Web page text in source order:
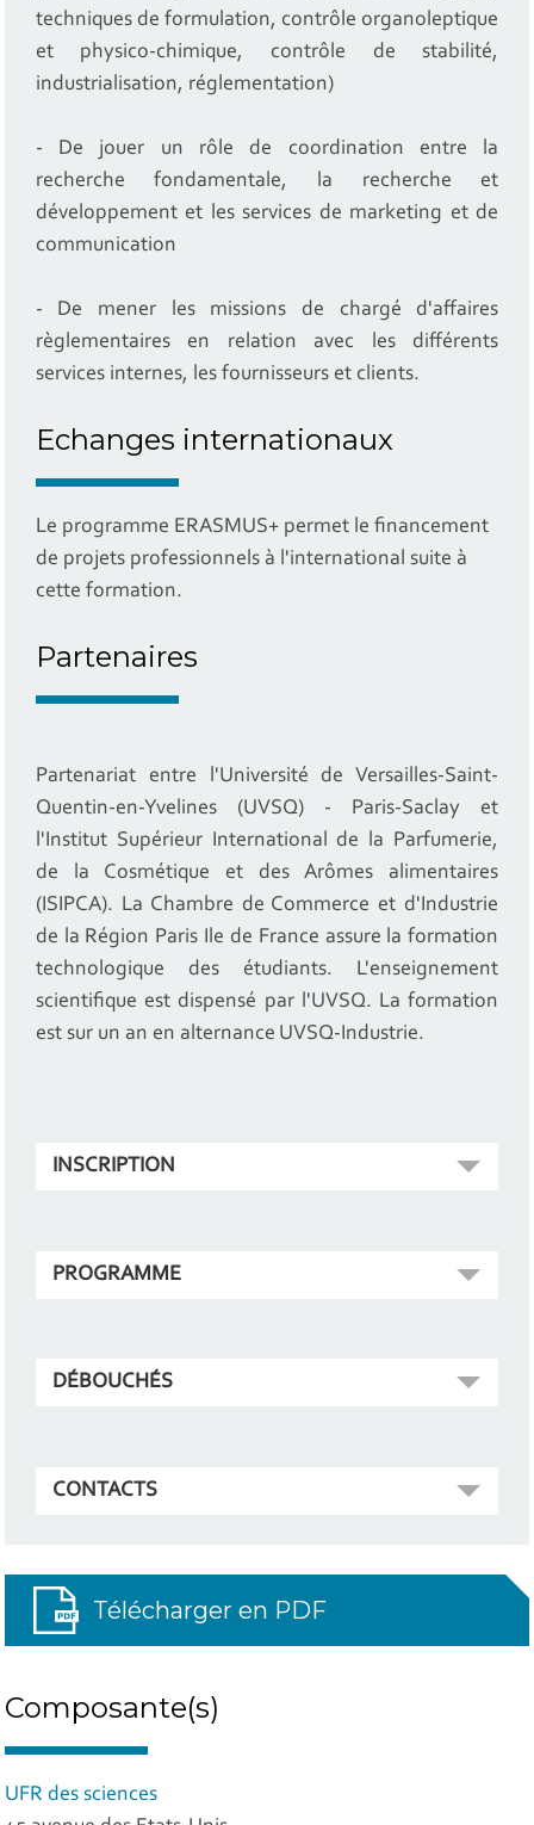
techniques de formulation, contrôle organoleptique
et physico-chimique, contrôle de stabilité,
industrialisation, réglementation)
- De jouer un rôle de coordination entre la
recherche fondamentale, la recherche et
développement et les services de marketing et de
communication
- De mener les missions de chargé d'affaires
règlementaires en relation avec les différents
services internes, les fournisseurs et clients.
Echanges internationaux
Le programme ERASMUS+ permet le financement
de projets professionnels à l'international suite à
cette formation.
Partenaires
Partenariat entre l'Université de Versailles-Saint-
Quentin-en-Yvelines (UVSQ) - Paris-Saclay et
l'Institut Supérieur International de la Parfumerie,
de la Cosmétique et des Arômes alimentaires
(ISIPCA). La Chambre de Commerce et d'Industrie
de la Région Paris Ile de France assure la formation
technologique des étudiants. L'enseignement
scientifique est dispensé par l'UVSQ. La formation
est sur un an en alternance UVSQ-Industrie.
INSCRIPTION
PROGRAMME
DÉBOUCHÉS
CONTACTS
Télécharger en PDF
Composante(s)
UFR des sciences